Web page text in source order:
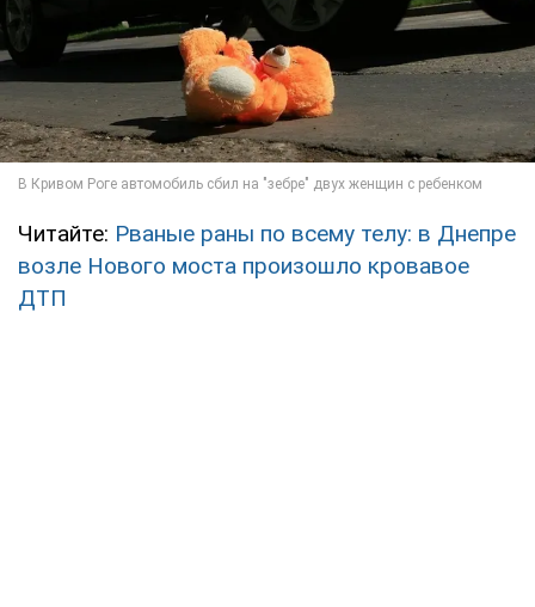
Читайте: Рваные раны по всему телу: в Днепре
возле Нового моста произошло кровавое
ДТП